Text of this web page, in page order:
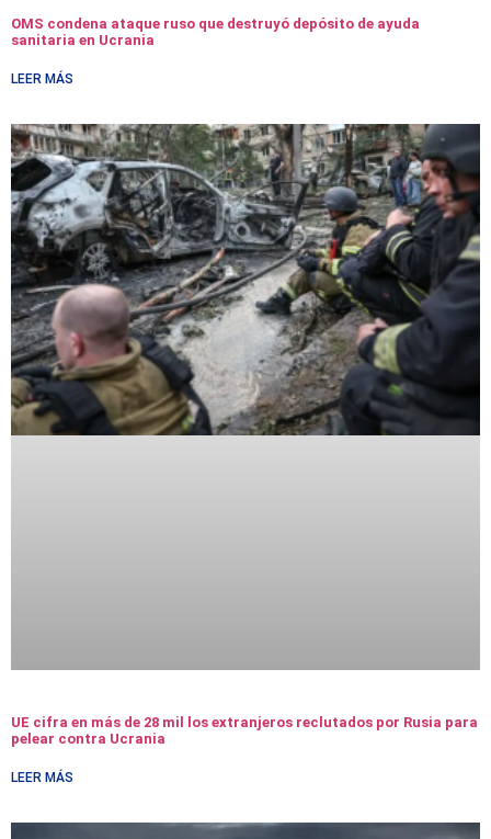
OMS condena ataque ruso que destruyó depósito de ayuda
sanitaria en Ucrania
LEER MÁS
UE cifra en más de 28 mil los extranjeros reclutados por Rusia para
pelear contra Ucrania
LEER MÁS